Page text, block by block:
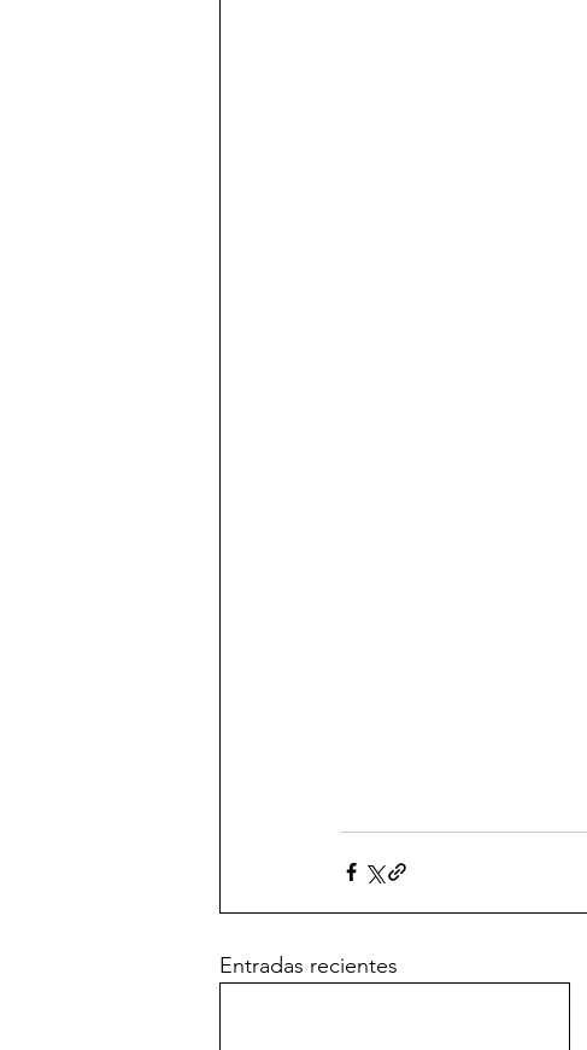
Entradas recientes